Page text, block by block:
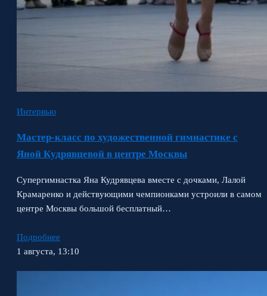
Интервью
Мастер-класс по художественной гимнастике с
Яной Кудрявцевой в центре Москвы
Супергимнастка Яна Кудрявцева вместе с дочками, Лалой
Крамаренко и действующими чемпионками устроили в самом
центре Москвы большой бесплатный…
Подробнее
1 августа, 13:10